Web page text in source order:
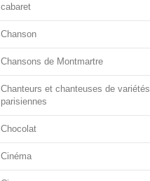
cabaret
Chanson
Chansons de Montmartre
Chanteurs et chanteuses de variétés
parisiennes
Chocolat
Cinéma